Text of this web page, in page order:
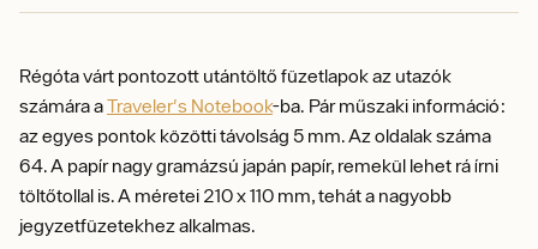
Régóta várt pontozott utántöltő füzetlapok az utazók
számára aTraveler's Notebook-ba. Pár műszaki információ:
az egyes pontok közötti távolság 5 mm. Az oldalak száma
64. A papírnagy gramázsú japán papír, remekül lehet rá írni
töltőtollal is. A méretei 210 x 110 mm, tehát a nagyobb
jegyzetfüzetekhez alkalmas.